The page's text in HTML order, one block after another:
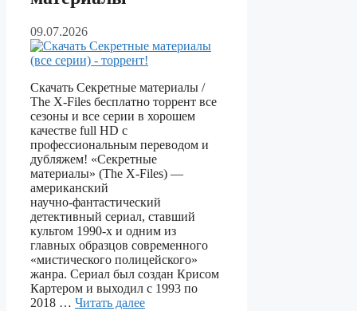
09.07.2026
Скачать Секретные материалы /
The X-Files бесплатно торрент все
сезоны и все серии в хорошем
качестве full HD с
профессиональным переводом и
дубляжем! «Секретные
материалы» (The X‑Files) —
американский
научно‑фантастический
детективный сериал, ставший
культом 1990‑х и одним из
главных образцов современного
«мистического полицейского»
жанра. Сериал был создан Крисом
Картером и выходил с 1993 по
2018 … Читать далее